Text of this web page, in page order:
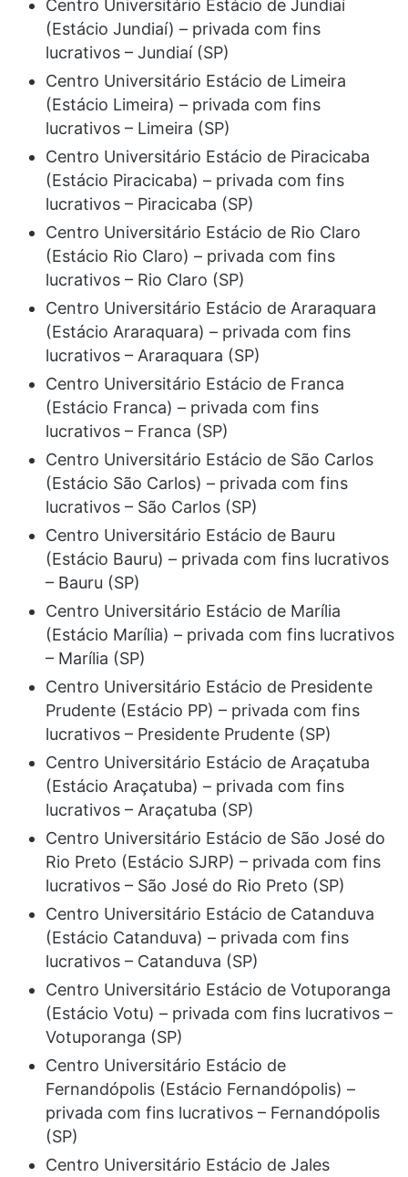
Centro Universitário Estácio de Jundiaí
(Estácio Jundiaí) – privada com fins
lucrativos – Jundiaí (SP)
Centro Universitário Estácio de Limeira
(Estácio Limeira) – privada com fins
lucrativos – Limeira (SP)
Centro Universitário Estácio de Piracicaba
(Estácio Piracicaba) – privada com fins
lucrativos – Piracicaba (SP)
Centro Universitário Estácio de Rio Claro
(Estácio Rio Claro) – privada com fins
lucrativos – Rio Claro (SP)
Centro Universitário Estácio de Araraquara
(Estácio Araraquara) – privada com fins
lucrativos – Araraquara (SP)
Centro Universitário Estácio de Franca
(Estácio Franca) – privada com fins
lucrativos – Franca (SP)
Centro Universitário Estácio de São Carlos
(Estácio São Carlos) – privada com fins
lucrativos – São Carlos (SP)
Centro Universitário Estácio de Bauru
(Estácio Bauru) – privada com fins lucrativos
– Bauru (SP)
Centro Universitário Estácio de Marília
(Estácio Marília) – privada com fins lucrativos
– Marília (SP)
Centro Universitário Estácio de Presidente
Prudente (Estácio PP) – privada com fins
lucrativos – Presidente Prudente (SP)
Centro Universitário Estácio de Araçatuba
(Estácio Araçatuba) – privada com fins
lucrativos – Araçatuba (SP)
Centro Universitário Estácio de São José do
Rio Preto (Estácio SJRP) – privada com fins
lucrativos – São José do Rio Preto (SP)
Centro Universitário Estácio de Catanduva
(Estácio Catanduva) – privada com fins
lucrativos – Catanduva (SP)
Centro Universitário Estácio de Votuporanga
(Estácio Votu) – privada com fins lucrativos –
Votuporanga (SP)
Centro Universitário Estácio de
Fernandópolis (Estácio Fernandópolis) –
privada com fins lucrativos – Fernandópolis
(SP)
Centro Universitário Estácio de Jales